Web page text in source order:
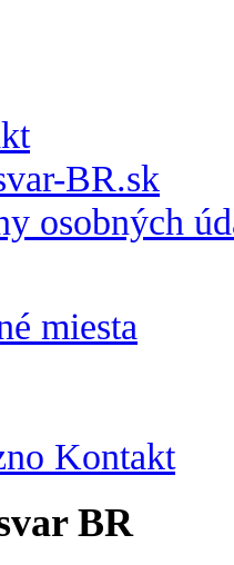
BR.sk
osobných
miesta
Kontakt
BR